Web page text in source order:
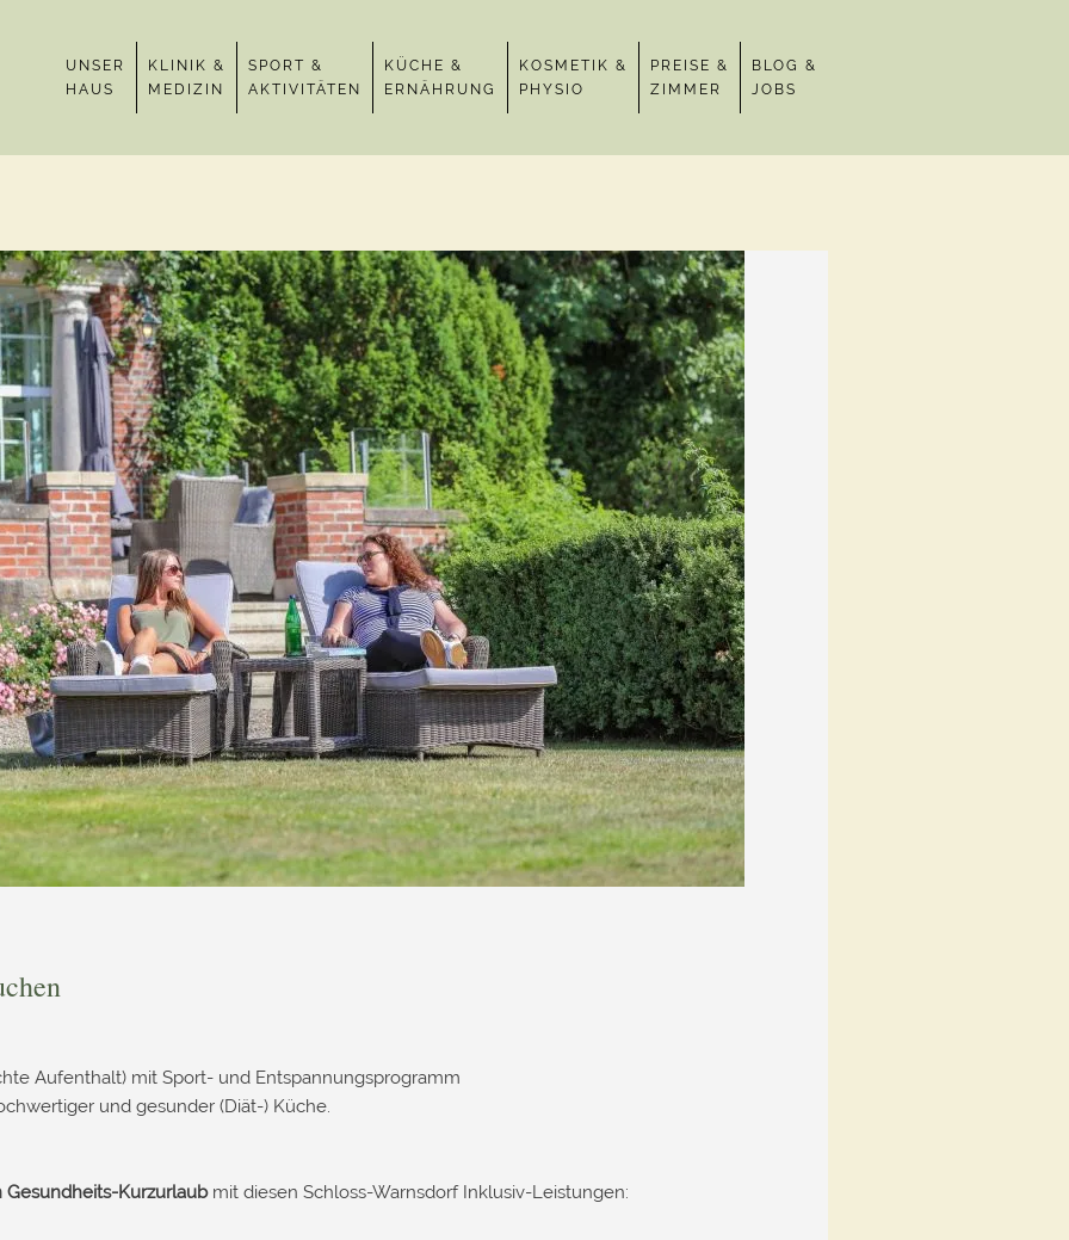
UNSER
HAUS
KLINIK &
MEDIZIN
SPORT &
AKTIVITÄTEN
KÜCHE &
ERNÄHRUNG
KOSMETIK &
PHYSIO
PREISE &
ZIMMER
BLOG &
JOBS
Aufenthalt) mit Sport- und Entspannungsprogramm
und gesunder (Diät-) Küche.
Kurzurlaubmit diesen Schloss-Warnsdorf Inklusiv-Leistungen: